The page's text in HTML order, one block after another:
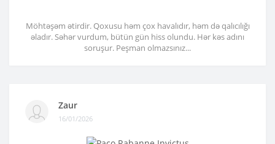
Möhtəşəm ətirdir. Qoxusu həm çox havalıdır, həm də qalıcılığı
əladır. Səhər vurdum, bütün gün hiss olundu. Hər kəs adını
soruşur. Peşman olmazsınız...
Zaur
16/01/2026